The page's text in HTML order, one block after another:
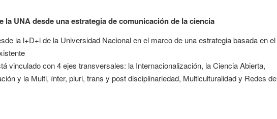
la UNA desde una estrategia de comunicación de la ciencia
la l+D+i de la Universidad Nacional en el marco de una estrategia basada en el
vinculado con 4 ejes transversales: la Internacionalización, la Ciencia Abierta,
y la Multi, ínter, pluri, trans y post disciplinariedad, Multiculturalidad y Redes de